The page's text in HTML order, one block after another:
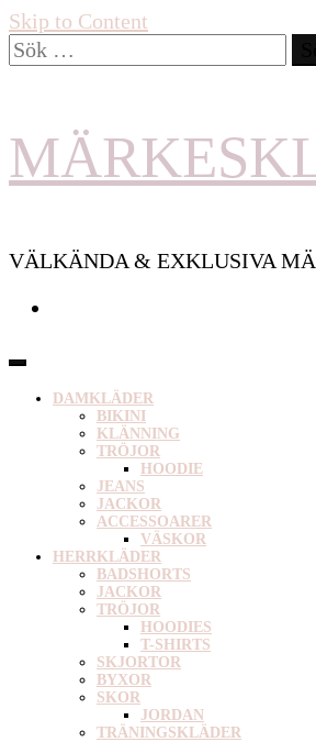
Skip to Content
Sök
efter:
VÄLKÄNDA & EXKLUSIVA
DAMKLÄDER
BIKINI
KLÄNNING
TRÖJOR
HOODIE
JEANS
JACKOR
ACCESSOARER
VÄSKOR
HERRKLÄDER
BADSHORTS
JACKOR
TRÖJOR
HOODIES
T-SHIRTS
SKJORTOR
BYXOR
SKOR
JORDAN
TRÄNINGSKLÄDER